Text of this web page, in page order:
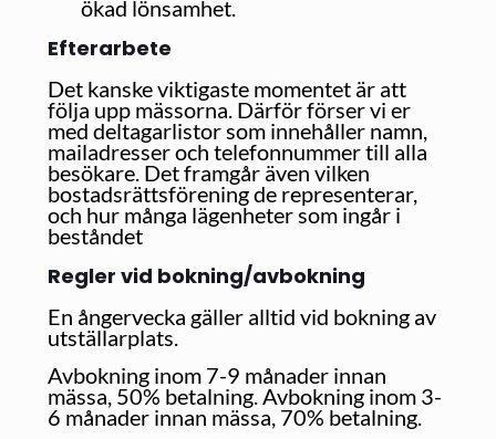
ökad lönsamhet.
Efterarbete
Det kanske viktigaste momentet är att
följa upp mässorna. Därför förser vi er
med deltagarlistor som innehåller namn,
mailadresser och telefonnummer till alla
besökare. Det framgår även vilken
bostadsrättsförening de representerar,
och hur många lägenheter som ingår i
beståndet
Regler vid bokning/avbokning
En ångervecka gäller alltid vid bokning av
utställarplats.
Avbokning inom 7-9 månader innan
mässa, 50% betalning. Avbokning inom 3-
6 månader innan mässa, 70% betalning.